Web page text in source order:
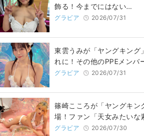
飾る！今までにはない…
グラビア 2026/07/31
東雲うみが「ヤングキング
れに！その他のPPEメンバ
グラビア 2026/07/31
篠崎こころが「ヤングキン
場！ファン「天女みたい
グラビア 2026/07/30